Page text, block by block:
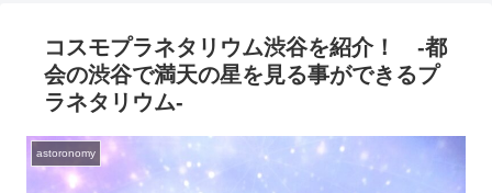
コスモプラネタリウム渋谷を紹介！ -都
会の渋谷で満天の星を見る事ができるプ
ラネタリウム-
astoronomy